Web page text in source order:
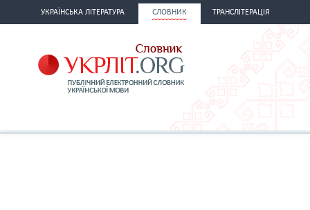
УКРАЇНСЬКА ЛІТЕРАТУРА СЛОВНИК ТРАНСЛІТЕРАЦІЯ